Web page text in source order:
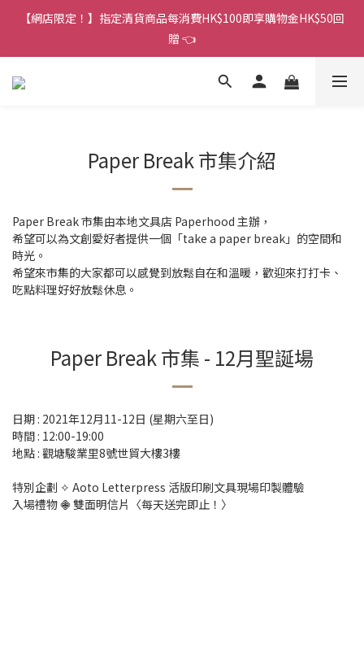
香港訂單金額滿HK$150包平郵｜滿HK$299包易寄取｜滿HK$499
包順豐／京東
【網店限定！】指定清貨商品每消費HK$100即享購物金HK$50回
贈 👈
香港訂單金額滿HK$150包平郵｜滿HK$299包易寄取｜滿HK$499
Paper Break 市集介紹
Paper Break 市集由本地文具店 Paperhood 主辦，
希望可以為文創愛好者提供一個「take a paper break」的空間和
時光。
希望來市集的大家都可以感覺到放鬆自在和溫暖，歡迎來打打卡、
吃點料理好好放鬆休息。
Paper Break 市集 - 12月聖誕場
日期 : 2021年12月11-12日 (星期六至日)
時間 : 12:00-19:00
地點 : 觀塘駿業里8號世貿大樓3樓
特別企劃 ✧ Aoto Letterpress 活版印刷文具現場印製體驗
入場禮物 𖠁 雙面明信片〈每天送完即止！〉